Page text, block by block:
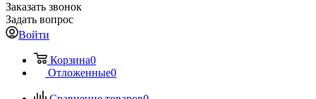
Заказать звонок
Задать вопрос
Войти
Корзина0
Отложенные0